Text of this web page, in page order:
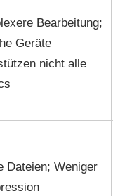
Bearbeitung;
Geräte
nicht alle
Dateien; Weniger